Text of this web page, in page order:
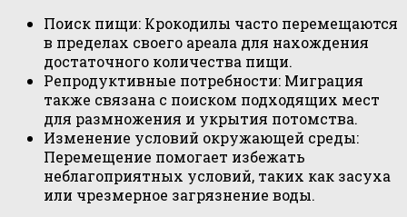
Поиск пищи: Крокодилы часто перемещаются
в пределах своего ареала для нахождения
достаточного количества пищи.
Репродуктивные потребности: Миграция
также связана с поиском подходящих мест
для размножения и укрытия потомства.
Изменение условий окружающей среды:
Перемещение помогает избежать
неблагоприятных условий, таких как засуха
или чрезмерное загрязнение воды.